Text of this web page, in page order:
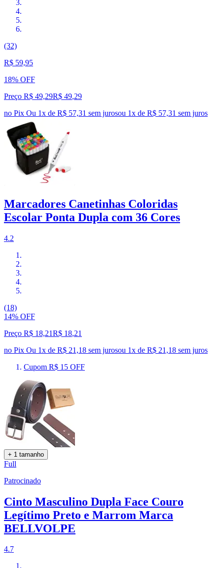
(32)
R$ 59,95
18% OFF
Preço R$ 49,29R$ 49,29
no Pix Ou 1x de R$ 57,31 sem jurosou 1x de R$ 57,31 sem juros
Marcadores Canetinhas Coloridas
Escolar Ponta Dupla com 36 Cores
4.2
(18)
14% OFF
Preço R$ 18,21R$ 18,21
no Pix Ou 1x de R$ 21,18 sem jurosou 1x de R$ 21,18 sem juros
Cupom R$ 15 OFF
+ 1 tamanho
Full
Patrocinado
Cinto Masculino Dupla Face Couro
Legítimo Preto e Marrom Marca
BELLVOLPE
4.7